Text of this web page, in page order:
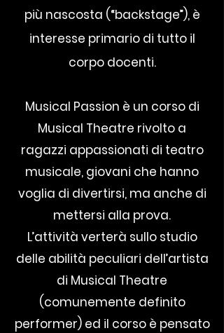
più nascosta (“backstage”), è
interesse primario di tutto il
corpo docenti.
Musical Passion è un corso di
Musical Theatre rivolto a
ragazzi appassionati di teatro
musicale, giovani che hanno
voglia di divertirsi, ma anche di
mettersi alla prova.
L’attività verterà sullo studio
delle abilità peculiari dell’artista
di Musical Theatre
(comunemente definito
performer) ed il corso è pensato